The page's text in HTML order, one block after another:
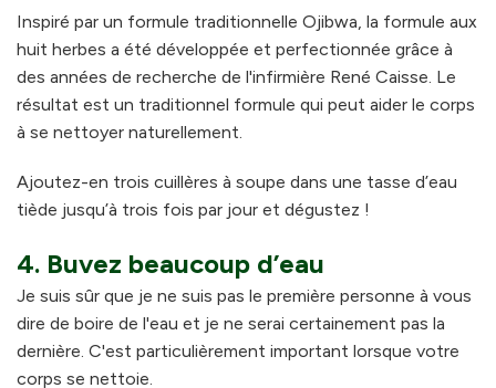
Inspiré par un formule traditionnelle Ojibwa, la formule aux
huit herbes a été développée et perfectionnée grâce à
des années de recherche de l'infirmière René Caisse. Le
résultat est un traditionnel formule qui peut aider le corps
à se nettoyer naturellement.
Ajoutez-en trois cuillères à soupe dans une tasse d’eau
tiède jusqu’à trois fois par jour et dégustez !
4. Buvez beaucoup d’eau
Je suis sûr que je ne suis pas le première personne à vous
dire de boire de l'eau et je ne serai certainement pas la
dernière. C'est particulièrement important lorsque votre
corps se nettoie.